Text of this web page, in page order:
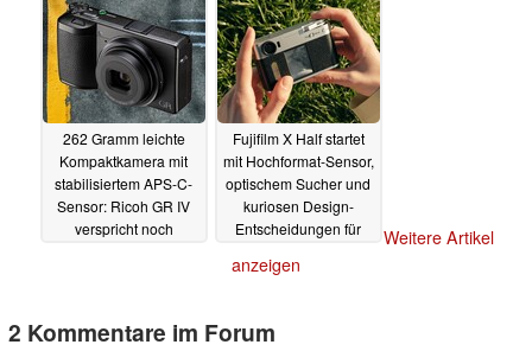
24.05.2025
262 Gramm leichte
Kompaktkamera mit
stabilisiertem APS-C-
Sensor: Ricoh GR IV
verspricht noch
Fujifilm X Half startet
mit Hochformat-Sensor,
optischem Sucher und
kuriosen Design-
Entscheidungen für
Weitere Artikel
anzeigen
2 Kommentare im Forum